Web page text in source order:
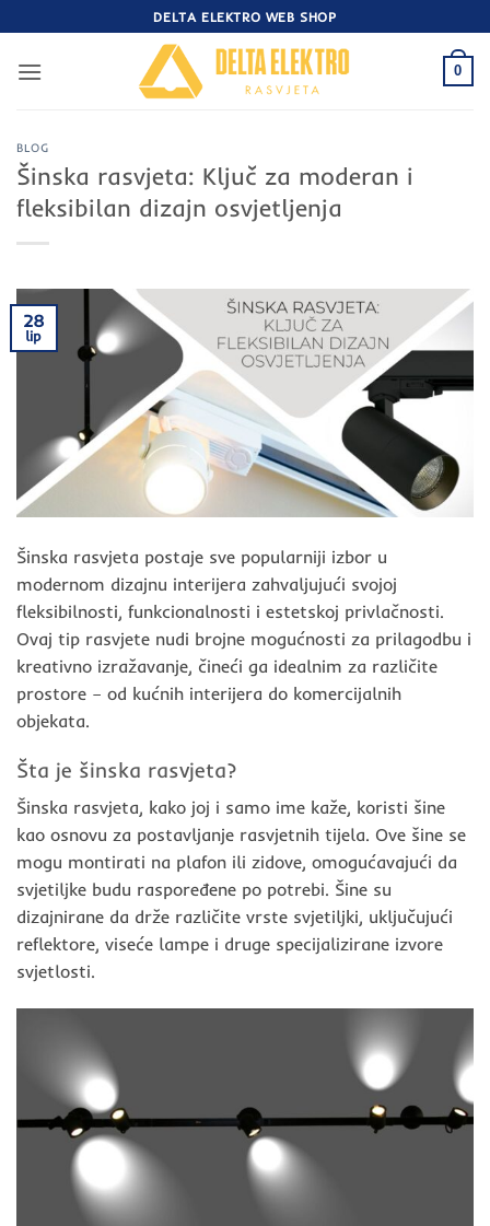
to
content
DELTA ELEKTRO WEB SHOP
0
BLOG
Šinska rasvjeta: Ključ za moderan i
fleksibilan dizajn osvjetljenja
28
lip
Šinska rasvjeta postaje sve popularniji izbor u
modernom dizajnu interijera zahvaljujući svojoj
fleksibilnosti, funkcionalnosti i estetskoj privlačnosti.
Ovaj tip rasvjete nudi brojne mogućnosti za prilagodbu i
kreativno izražavanje, čineći ga idealnim za različite
prostore – od kućnih interijera do komercijalnih
objekata.
Šta je šinska rasvjeta?
Šinska rasvjeta, kako joj i samo ime kaže, koristi šine
kao osnovu za postavljanje rasvjetnih tijela. Ove šine se
mogu montirati na plafon ili zidove, omogućavajući da
svjetiljke budu raspoređene po potrebi. Šine su
dizajnirane da drže različite vrste svjetiljki, uključujući
reflektore, viseće lampe i druge specijalizirane izvore
svjetlosti.